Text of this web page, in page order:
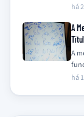
há
A
A
do
há